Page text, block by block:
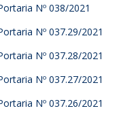
Nº 038/2021
Nº 037.29/2021
Nº 037.28/2021
Nº 037.27/2021
Nº 037.26/2021